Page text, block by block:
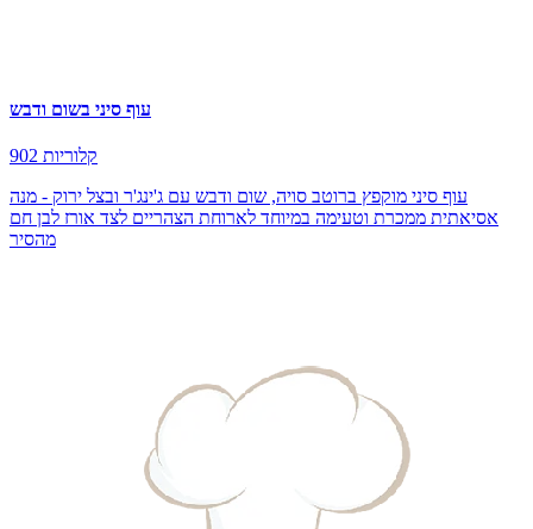
עוף סיני בשום ודבש
902 קלוריות
עוף סיני מוקפץ ברוטב סויה, שום ודבש עם ג'ינג'ר ובצל ירוק - מנה
אסיאתית ממכרת וטעימה במיוחד לארוחת הצהריים לצד אורז לבן חם
מהסיר